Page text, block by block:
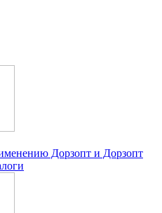
Дорзопт и Дорзопт